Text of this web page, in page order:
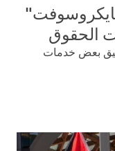
الحقوق
بعض خدمات